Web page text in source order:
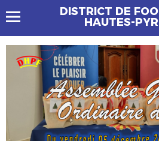
DISTRICT DE
HAUTES-